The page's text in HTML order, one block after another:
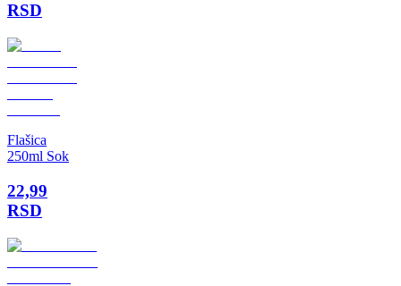
RSD
Flašica
250ml Sok
22,99
RSD